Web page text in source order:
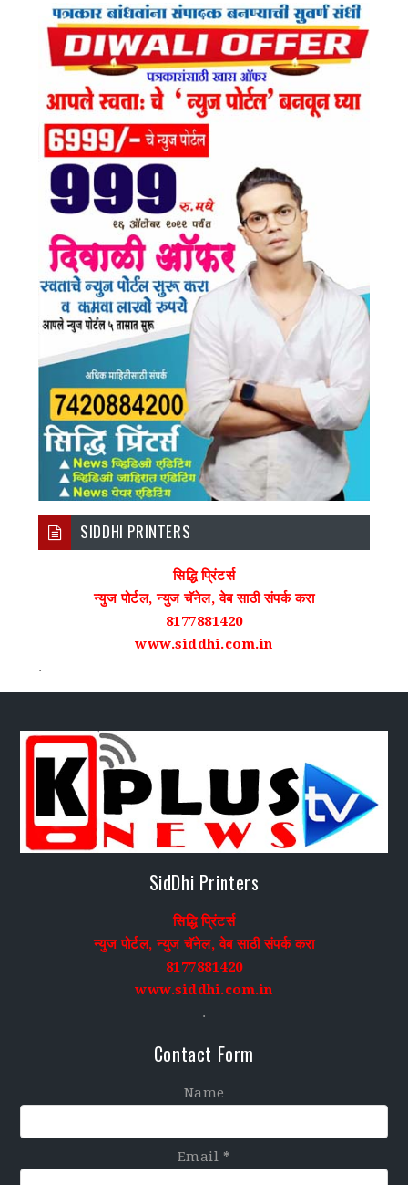
Ok
Am
E
SIDDHI PRINTERS
सिद्धि प्रिंटर्स
न्युज पोर्टल, न्युज चॅनेल, वेब साठी संपर्क करा
8177881420
www.siddhi.com.in
.
SidDhi Printers
सिद्धि प्रिंटर्स
न्युज पोर्टल, न्युज चॅनेल, वेब साठी संपर्क करा
8177881420
www.siddhi.com.in
.
Contact Form
Name
Email *